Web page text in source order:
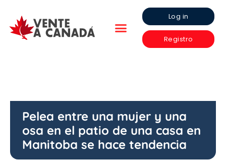
Log in
Registro
Pelea entre una mujer y una
osa en el patio de una casa en
Manitoba se hace tendencia